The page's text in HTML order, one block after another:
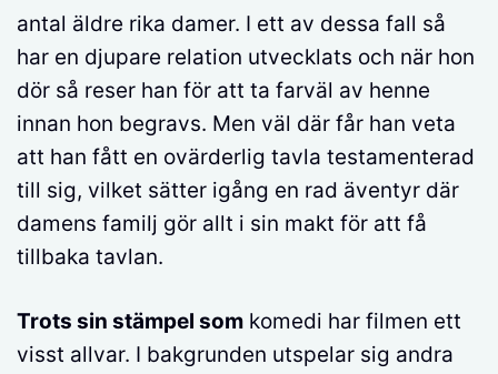
antal äldre rika damer. I ett av dessa fall så
har en djupare relation utvecklats och när hon
dör så reser han för att ta farväl av henne
innan hon begravs. Men väl där får han veta
att han fått en ovärderlig tavla testamenterad
till sig, vilket sätter igång en rad äventyr där
damens familj gör allt i sin makt för att få
tillbaka tavlan.
Trots sin stämpel som komedi har filmen ett
visst allvar. I bakgrunden utspelar sig andra